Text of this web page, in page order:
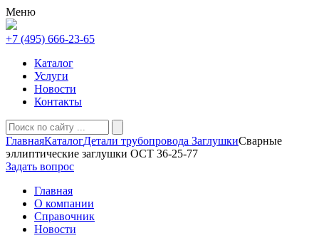
Меню
+7 (495) 666-23-65
Каталог
Услуги
Новости
Контакты
ГлавнаяКаталогДетали трубопровода ЗаглушкиСварные
эллиптические заглушки ОСТ 36-25-77
Задать вопрос
Главная
О компании
Справочник
Новости